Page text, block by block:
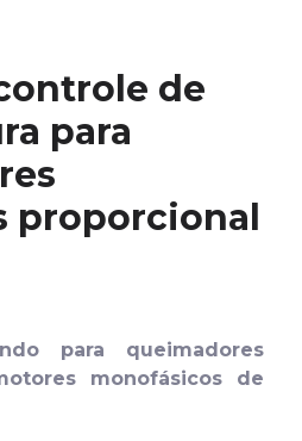
de
para
proporcional
para queimadores
monofásicos de